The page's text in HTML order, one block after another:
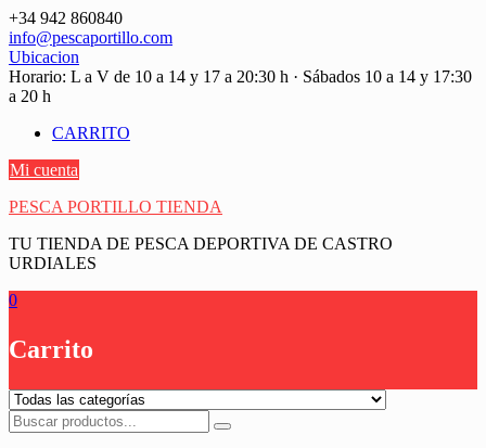
Saltar
contenido
+34 942 860840
info@pescaportillo.com
Ubicacion
Horario: L a V de 10 a 14 y 17 a 20:30 h · Sábados 10 a 14 y 17:30
a 20 h
CARRITO
Mi cuenta
PESCA PORTILLO TIENDA
TU TIENDA DE PESCA DEPORTIVA DE CASTRO
URDIALES
0
Carrito